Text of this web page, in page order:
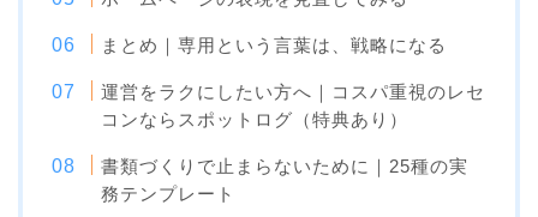
まとめ｜専用という言葉は、戦略になる
運営をラクにしたい方へ｜コスパ重視のレセ
コンならスポットログ（特典あり）
書類づくりで止まらないために｜25種の実
務テンプレート